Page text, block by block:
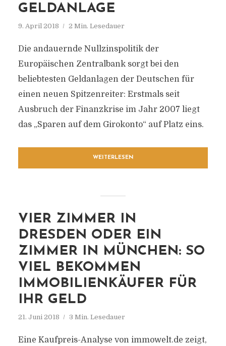
GELDANLAGE
9. April 2018 2 Min. Lesedauer
Die andauernde Nullzinspolitik der
Europäischen Zentralbank sorgt bei den
beliebtesten Geldanlagen der Deutschen für
einen neuen Spitzenreiter: Erstmals seit
Ausbruch der Finanzkrise im Jahr 2007 liegt
das „Sparen auf dem Girokonto“ auf Platz eins.
WEITERLESEN
VIER ZIMMER IN
DRESDEN ODER EIN
ZIMMER IN MÜNCHEN: SO
VIEL BEKOMMEN
IMMOBILIENKÄUFER FÜR
IHR GELD
21. Juni 2018 3 Min. Lesedauer
Eine Kaufpreis-Analyse von immowelt.de zeigt,